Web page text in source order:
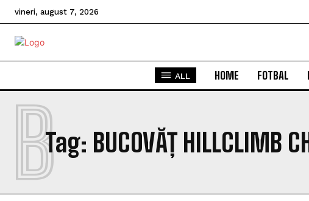
vineri, august 7, 2026
ALL HOME FOTBAL
Tag: BUCOVĂȚ HILLCLIMB
B